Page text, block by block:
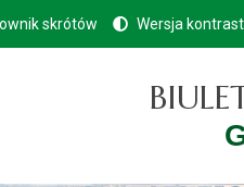
skrótów Wersja